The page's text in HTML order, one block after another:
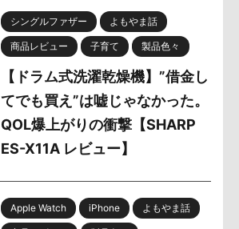
シングルファザー よもやま話
商品レビュー 子育て 製品色々
【ドラム式洗濯乾燥機】”借金し
てでも買え”は嘘じゃなかった。
QOL爆上がりの衝撃【SHARP
ES-X11A レビュー】
Apple Watch iPhone よもやま話